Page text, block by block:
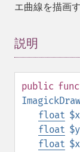
エ曲線を描画
説明
public
float
float
float $x